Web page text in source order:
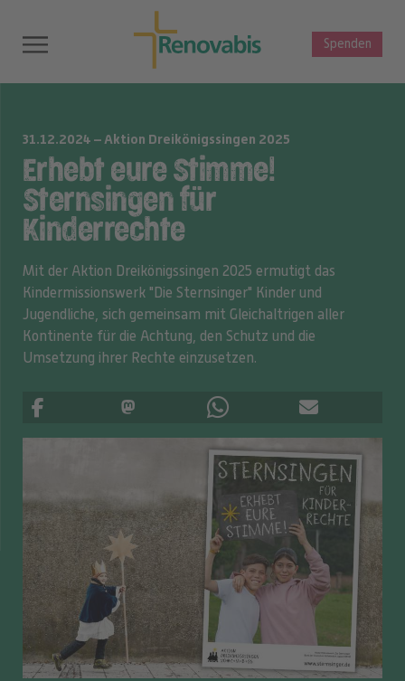
Spenden
31.12.2024 – Aktion Dreikönigssingen 2025
Erhebt eure Stimme!
Sternsingen für
Kinderrechte
Mit der Aktion Dreikönigssingen 2025 ermutigt das
Kindermissionswerk "Die Sternsinger" Kinder und
Jugendliche, sich gemeinsam mit Gleichaltrigen aller
Kontinente für die Achtung, den Schutz und die
Umsetzung ihrer Rechte einzusetzen.